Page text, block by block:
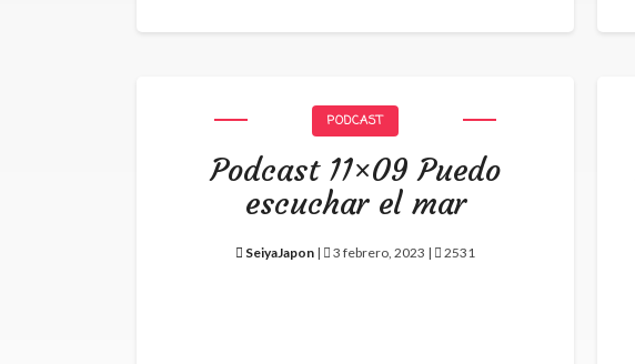
PODCAST
Podcast 11×09 Puedo
escuchar el mar
SeiyaJapon | 3 febrero, 2023 | 2531